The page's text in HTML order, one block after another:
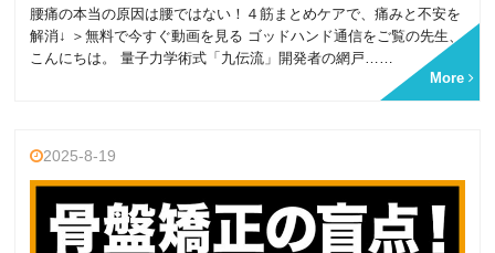
腰痛の本当の原因は腰ではない！４筋まとめケアで、痛みと不安を
解消↓ ＞無料で今すぐ動画を見る ゴッドハンド通信をご覧の先生、
こんにちは。 量子力学術式「九伝流」開発者の網戸……
More
2025-8-19